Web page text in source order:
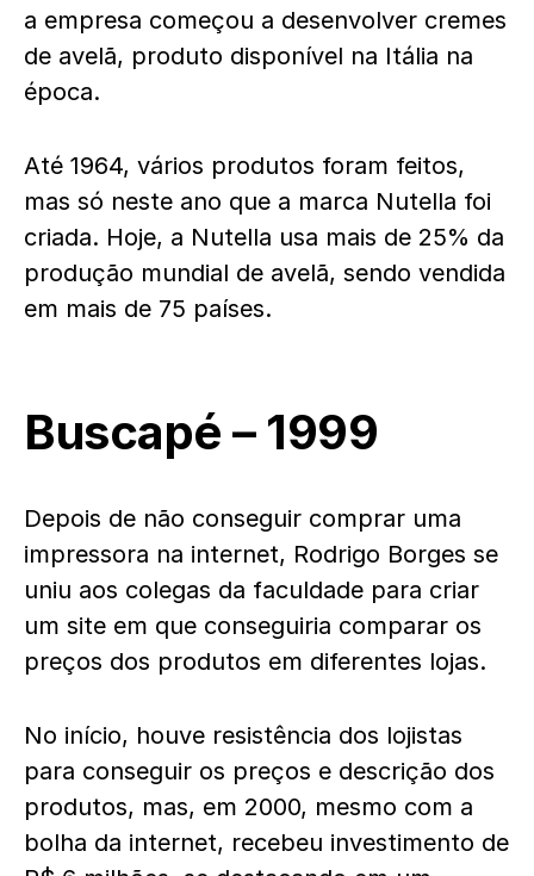
a empresa começou a desenvolver cremes
de avelã, produto disponível na Itália na
época.
Até 1964, vários produtos foram feitos,
mas só neste ano que a marca Nutella foi
criada. Hoje, a Nutella usa mais de 25% da
produção mundial de avelã, sendo vendida
em mais de 75 países.
Buscapé – 1999
Depois de não conseguir comprar uma
impressora na internet, Rodrigo Borges se
uniu aos colegas da faculdade para criar
um site em que conseguiria comparar os
preços dos produtos em diferentes lojas.
No início, houve resistência dos lojistas
para conseguir os preços e descrição dos
produtos, mas, em 2000, mesmo com a
bolha da internet, recebeu investimento de